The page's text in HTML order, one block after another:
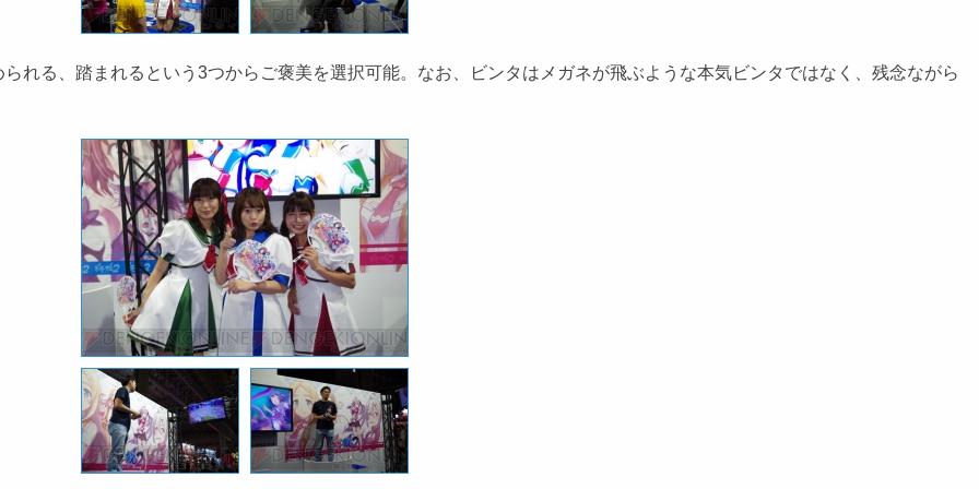
る、踏まれるという3つからご褒美を選択可能。なお、ビンタはメガネが飛ぶような本気ビンタではなく、残念ながら